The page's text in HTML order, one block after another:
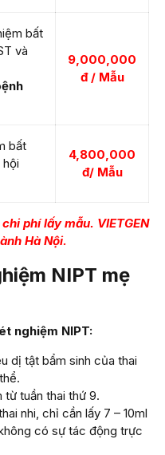
bất
và
9,000,000
đ / Mẫu
bất
4,800,000
đ/ Mẫu
phí lấy mẫu. VIETGEN
Hà Nội.
NIPT mẹ
nghiệm NIPT:
dị tật bẩm sinh của thai
tuần thai thứ 9.
nhi, chỉ cần lấy 7 – 10ml
có sự tác động trực